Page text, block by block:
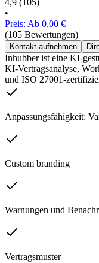
4,9 (105)
•
Preis: Ab 0,00 €
(105 Bewertungen)
Kontakt aufnehmen
Inhubber ist eine KI-
KI-Vertragsanalyse,
und ISO 27001-
Anpassungsfähigkeit:
Custom branding
Warnungen und
Vertragsmuster